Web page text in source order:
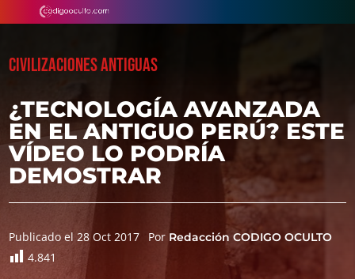
CIVILIZACIONES ANTIGUAS
¿TECNOLOGÍA AVANZADA
EN EL ANTIGUO PERÚ? ESTE
VÍDEO LO PODRÍA
DEMOSTRAR
Publicado el 28 Oct 2017 Por Redacción CODIGO OCULTO
4.841